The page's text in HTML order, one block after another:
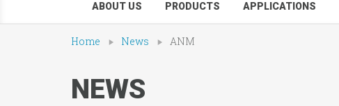
ABOUT US PRODUCTS APPLICATIONS
Home News ANM
NEWS